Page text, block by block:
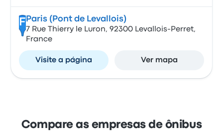
F Paris (Pont de Levallois)
7 Rue Thierry le Luron, 92300 Levallois-Perret,
France
Visite a página Ver mapa
Compare as empresas de ônibus